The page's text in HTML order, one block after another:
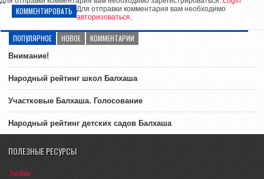
КОММЕНТИРОВАТЬ Для отправки комментария вам необходимо
авторизоваться.
ПОПУЛЯРНОЕ НОВОЕ КОММЕНТАРИИ
Внимание!
Народный рейтинг школ Балхаша
Участковые Балхаша. Голосование
Народный рейтинг детских садов Балхаша
ПОЛЕЗНЫЕ РЕСУРСЫ
Jooble